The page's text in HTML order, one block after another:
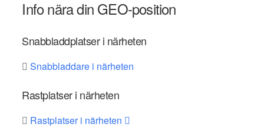
Info nära din GEO-position
Snabbladdplatser i närheten
Snabbladdare i närheten
Rastplatser i närheten
Rastplatser i närheten